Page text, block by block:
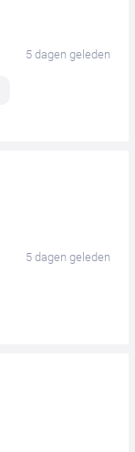
5 dagen geleden
5 dagen geleden